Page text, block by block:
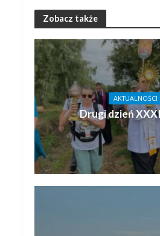
Zobacz także
AKTUALNOŚCI
Drugi dzień